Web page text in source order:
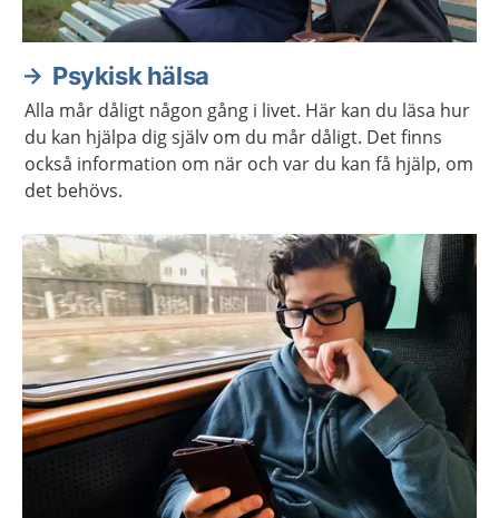
Psykisk hälsa
Alla mår dåligt någon gång i livet. Här kan du läsa hur
du kan hjälpa dig själv om du mår dåligt. Det finns
också information om när och var du kan få hjälp, om
det behövs.